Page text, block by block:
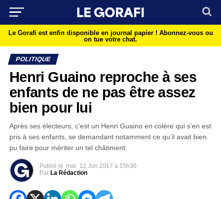
Le Gorafi est enfin disponible en journal papier ! Abonnez-vous ou
on tue votre chat.
POLITIQUE
Henri Guaino reproche à ses
enfants de ne pas être assez
bien pour lui
Après ses électeurs, c’est un Henri Guaino en colère qui s’en est
pris à ses enfants, se demandant notamment ce qu’il avait bien
pu faire pour mériter un tel châtiment.
Publié le mar 12 Jun 2017 à 15h30
Par La Rédaction